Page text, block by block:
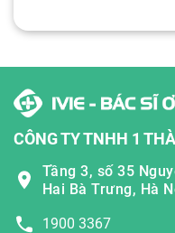
CÔNG TY TNHH 1
Tầng 3, số 35
Hai Bà Trưng, Hà
1900 3367